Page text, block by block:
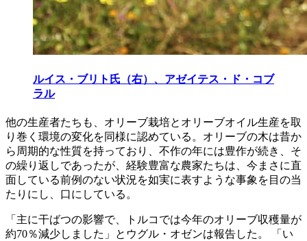
ルイス・ブリト氏（右）、アゼイテス・ド・コブ
ラル
他の生産者たちも、オリーブ栽培とオリーブオイル生産を取
り巻く環境の変化を同様に認めている。オリーブの木は昔か
ら周期的な性質を持っており、不作の年には豊作が続き、そ
の繰り返しであったが、経験豊富な農家たちは、今まさに直
面している前例のない状況を如実に表すような事象を目の当
たりにし、口にしている。
「主に干ばつの影響で、トルコでは今年のオリーブ収穫量が
約70％減少しました」とウグル・オゼンは報告した。 「い